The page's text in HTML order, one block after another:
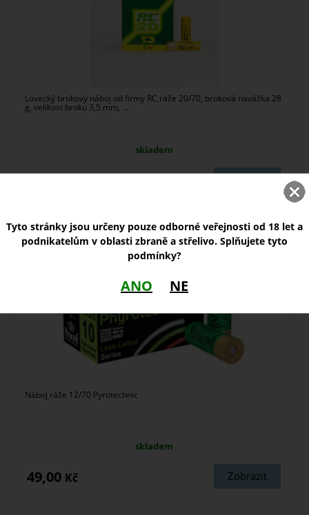
Lovecký brokový náboj od firmy RC,ráže 20/70, broková navážka 28
g, velikost broku 3,5 mm, ...
skladem
Náboj Sterling 12/70 Pyrotechnic
Náboj ráže 12/70 Pyrotechnic
skladem
Zobrazit
49,00 Kč
Tyto stránky jsou určeny pouze odborné veřejnosti od 18 let a
podnikatelům v oblasti zbraně a střelivo. Splňujete tyto
podmínky?
ANO NE